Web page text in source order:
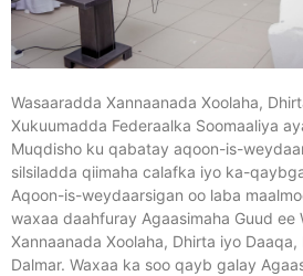
Wasaaradda Xannaanada Xoolaha,
Xukuumadda Federaalka Soomaaliya
Muqdisho ku qabatay aqoon-is-
silsiladda qiimaha calafka iyo ka-
Aqoon-is-weydaarsigan oo laba
waxaa daahfuray Agaasimaha Guud ee
Xannaanada Xoolaha, Dhirta iyo
Dalmar. Waxaa ka soo qayb galay